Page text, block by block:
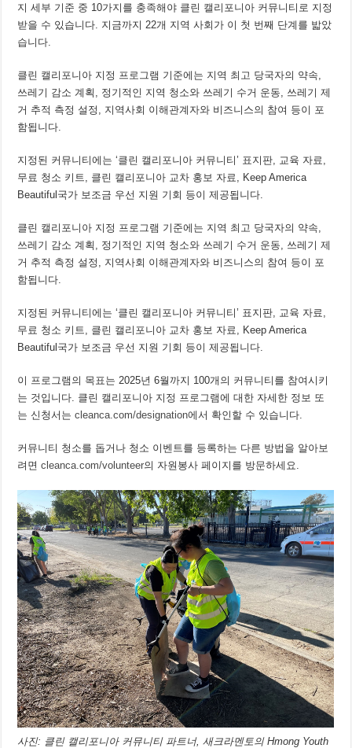
지 세부 기준 중 10가지를 충족해야 클린 캘리포니아 커뮤니티로 지정
받을 수 있습니다. 지금까지 22개 지역 사회가 이 첫 번째 단계를 밟았
습니다.
클린 캘리포니아 지정 프로그램 기준에는 지역 최고 당국자의 약속,
쓰레기 감소 계획, 정기적인 지역 청소와 쓰레기 수거 운동, 쓰레기 제
거 추적 측정 설정, 지역사회 이해관계자와 비즈니스의 참여 등이 포
함됩니다.
지정된 커뮤니티에는 ‘클린 캘리포니아 커뮤니티’ 표지판, 교육 자료,
무료 청소 키트, 클린 캘리포니아 교차 홍보 자료, Keep America
Beautiful국가 보조금 우선 지원 기회 등이 제공됩니다.
클린 캘리포니아 지정 프로그램 기준에는 지역 최고 당국자의 약속,
쓰레기 감소 계획, 정기적인 지역 청소와 쓰레기 수거 운동, 쓰레기 제
거 추적 측정 설정, 지역사회 이해관계자와 비즈니스의 참여 등이 포
함됩니다.
지정된 커뮤니티에는 ‘클린 캘리포니아 커뮤니티’ 표지판, 교육 자료,
무료 청소 키트, 클린 캘리포니아 교차 홍보 자료, Keep America
Beautiful국가 보조금 우선 지원 기회 등이 제공됩니다.
이 프로그램의 목표는 2025년 6월까지 100개의 커뮤니티를 참여시키
는 것입니다. 클린 캘리포니아 지정 프로그램에 대한 자세한 정보 또
는 신청서는cleanca.com/designation에서 확인할 수 있습니다.
커뮤니티 청소를 돕거나 청소 이벤트를 등록하는 다른 방법을 알아보
려면cleanca.com/volunteer의 자원봉사 페이지를 방문하세요.
사진: 클린 캘리포니아 커뮤니티 파트너, 새크라멘토의 Hmong Youth